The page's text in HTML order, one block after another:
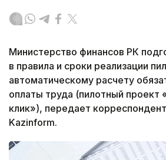
Министерство финансов РК
в правила и сроки реализации
автоматическому расчету
оплаты труда (пилотный проект
клик»), передает
Kazinform.